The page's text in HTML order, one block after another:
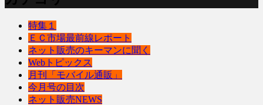
特集１
ＥＣ市場最前線レポート
ネット販売のキーマンに聞く
Webトピックス
月刊「モバイル通販」
今月号の目次
ネット販売NEWS